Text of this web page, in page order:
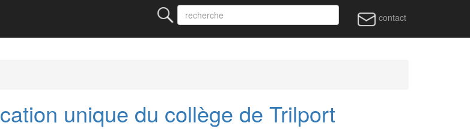
contact
unique du collège de Trilport